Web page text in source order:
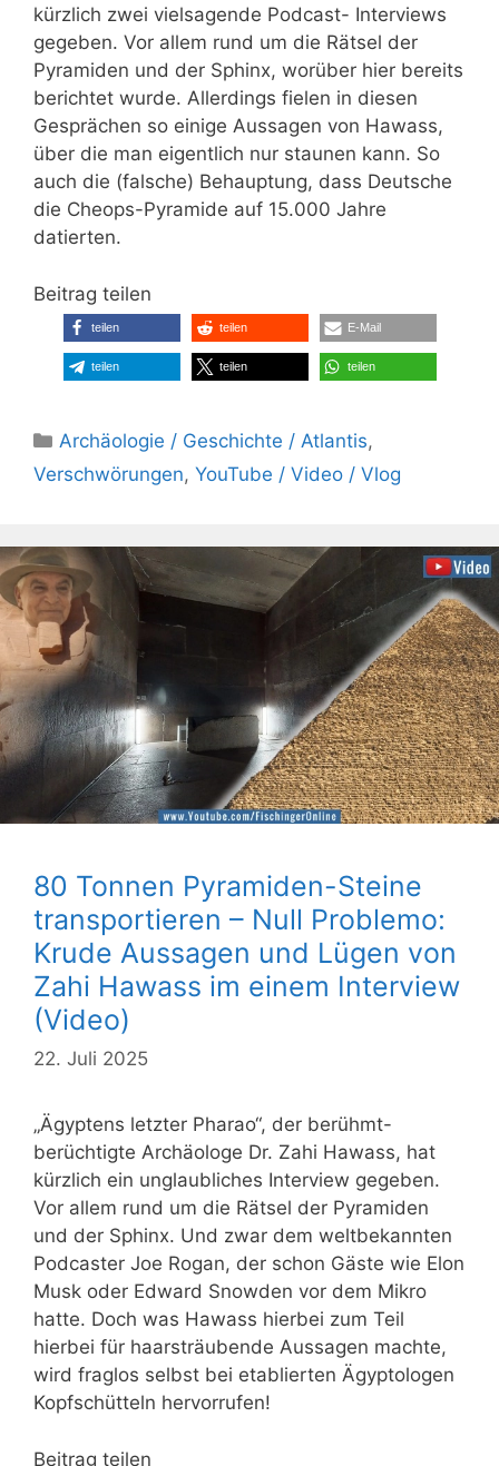
kürzlich zwei vielsagende Podcast- Interviews
gegeben. Vor allem rund um die Rätsel der
Pyramiden und der Sphinx, worüber hier bereits
berichtet wurde. Allerdings fielen in diesen
Gesprächen so einige Aussagen von Hawass,
über die man eigentlich nur staunen kann. So
auch die (falsche) Behauptung, dass Deutsche
die Cheops-Pyramide auf 15.000 Jahre
datierten.
Beitrag teilen
teilen teilen E-Mail
teilen teilen teilen
Kategorien
Archäologie / Geschichte / Atlantis,
Verschwörungen, YouTube / Video / Vlog
80 Tonnen Pyramiden-Steine
transportieren – Null Problemo:
Krude Aussagen und Lügen von
Zahi Hawass im einem Interview
(Video)
22. Juli 2025
„Ägyptens letzter Pharao“, der berühmt-
berüchtigte Archäologe Dr. Zahi Hawass, hat
kürzlich ein unglaubliches Interview gegeben.
Vor allem rund um die Rätsel der Pyramiden
und der Sphinx. Und zwar dem weltbekannten
Podcaster Joe Rogan, der schon Gäste wie Elon
Musk oder Edward Snowden vor dem Mikro
hatte. Doch was Hawass hierbei zum Teil
hierbei für haarsträubende Aussagen machte,
wird fraglos selbst bei etablierten Ägyptologen
Kopfschütteln hervorrufen!
Beitrag teilen